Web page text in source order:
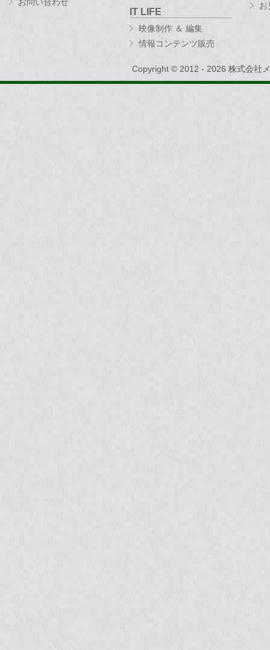
IT LIFE
映像制作 ＆ 編集
情報コンテンツ販売
お
Copyright © 2012 - 2026 株式会社